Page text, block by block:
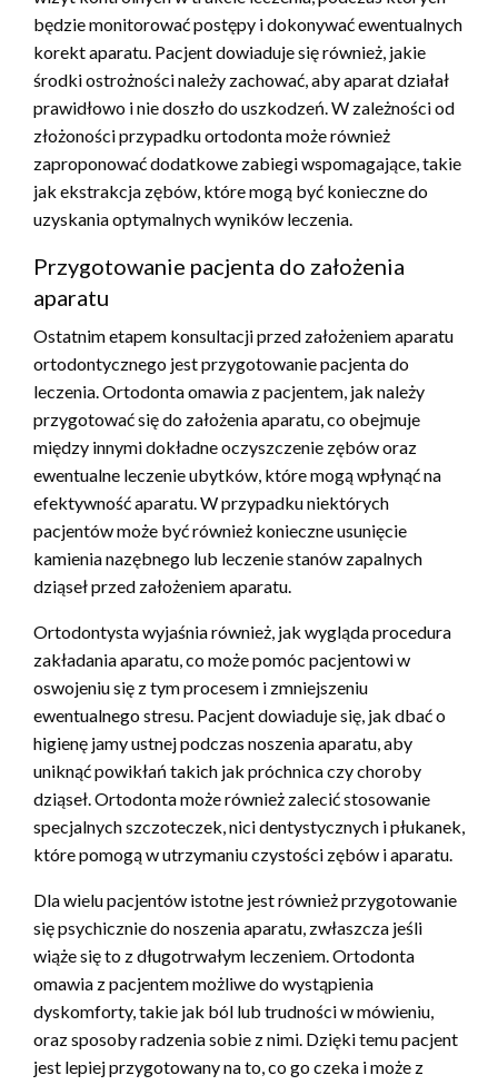
będzie monitorować postępy i dokonywać ewentualnych
korekt aparatu. Pacjent dowiaduje się również, jakie
środki ostrożności należy zachować, aby aparat działał
prawidłowo i nie doszło do uszkodzeń. W zależności od
złożoności przypadku ortodonta może również
zaproponować dodatkowe zabiegi wspomagające, takie
jak ekstrakcja zębów, które mogą być konieczne do
uzyskania optymalnych wyników leczenia.
Przygotowanie pacjenta do założenia
aparatu
Ostatnim etapem konsultacji przed założeniem aparatu
ortodontycznego jest przygotowanie pacjenta do
leczenia. Ortodonta omawia z pacjentem, jak należy
przygotować się do założenia aparatu, co obejmuje
między innymi dokładne oczyszczenie zębów oraz
ewentualne leczenie ubytków, które mogą wpłynąć na
efektywność aparatu. W przypadku niektórych
pacjentów może być również konieczne usunięcie
kamienia nazębnego lub leczenie stanów zapalnych
dziąseł przed założeniem aparatu.
Ortodontysta wyjaśnia również, jak wygląda procedura
zakładania aparatu, co może pomóc pacjentowi w
oswojeniu się z tym procesem i zmniejszeniu
ewentualnego stresu. Pacjent dowiaduje się, jak dbać o
higienę jamy ustnej podczas noszenia aparatu, aby
uniknąć powikłań takich jak próchnica czy choroby
dziąseł. Ortodonta może również zalecić stosowanie
specjalnych szczoteczek, nici dentystycznych i płukanek,
które pomogą w utrzymaniu czystości zębów i aparatu.
Dla wielu pacjentów istotne jest również przygotowanie
się psychicznie do noszenia aparatu, zwłaszcza jeśli
wiąże się to z długotrwałym leczeniem. Ortodonta
omawia z pacjentem możliwe do wystąpienia
dyskomforty, takie jak ból lub trudności w mówieniu,
oraz sposoby radzenia sobie z nimi. Dzięki temu pacjent
jest lepiej przygotowany na to, co go czeka i może z